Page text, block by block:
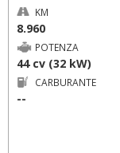
KM
8.960
POTENZA
44 cv (32 kW)
CARBURANTE
--